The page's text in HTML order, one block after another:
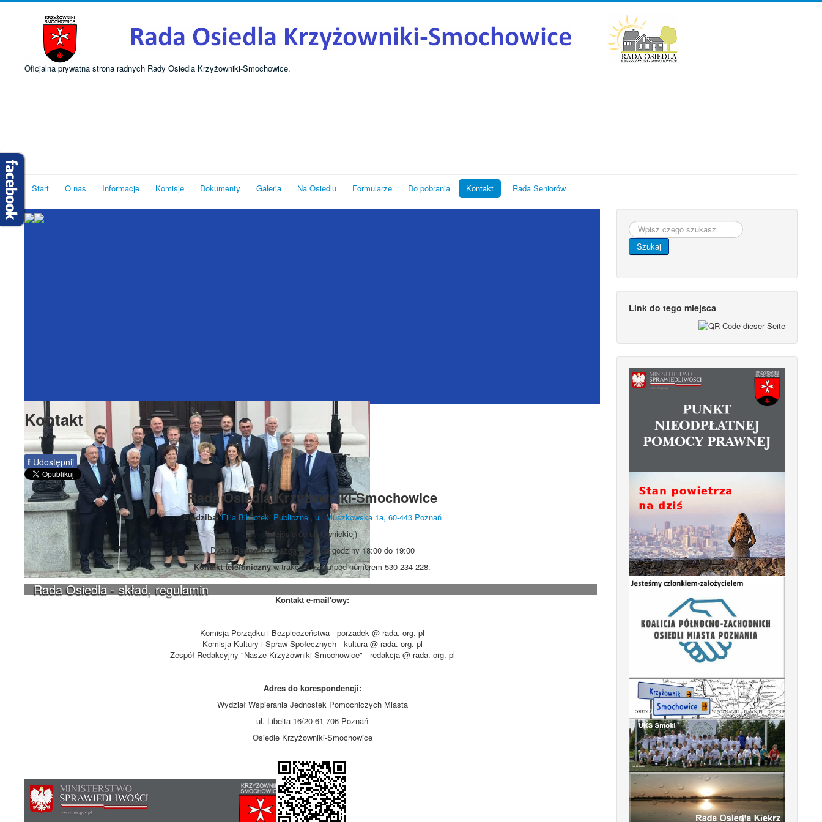
Oficjalna prywatna strona radnych Rady Osiedla Krzyżowniki-Smochowice.
Start O nas Informacje Komisje Dokumenty Galeria Na Osiedlu Formularze Do pobrania Kontakt Rada Seniorów
Rada Osiedla - skład, regulamin
Kontakt
f Udostępnij
Rada Osiedla Krzyżowniki-Smochowice
Siedziba: Filia Biblioteki Publicznej, ul. Muszkowska 1a, 60-443 Poznań
(wejście od ul. Ownickiej)
Dyżur Radnych w każdą środę od godziny 18:00 do 19:00
Kontakt telefonicznyw trakcie dyżuru pod numerem 530 234 228.
Kontakt e-mail'owy:
Komisja Porządku i Bezpieczeństwa - porzadek @ rada. org. pl
Komisja Kultury i Spraw Społecznych - kultura @ rada. org. pl
Zespół Redakcyjny "Nasze Krzyżowniki-Smochowice" - redakcja @ rada. org. pl
Adres do korespondencji:
Wydział Wspierania Jednostek Pomocniczych Miasta
ul. Libelta 16/20 61-706 Poznań
Osiedle Krzyżowniki-Smochowice
Szukaj...
Szukaj
Link do tego miejsca